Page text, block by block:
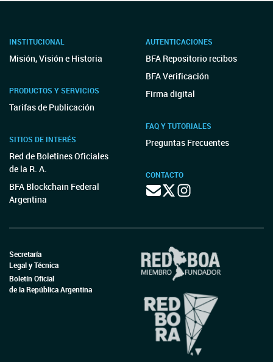
INSTITUCIONAL
Misión, Visión e Historia
PRODUCTOS Y SERVICIOS
Tarifas de Publicación
SITIOS DE INTERÉS
Red de Boletines Oficiales
de la R. A.
BFA Blockchain Federal
Argentina
AUTENTICACIONES
BFA Repositorio recibos
BFA Verificación
Firma digital
FAQ Y TUTORIALES
Preguntas Frecuentes
CONTACTO
Secretaría
Legal y Técnica
Boletín Oficial
de la República Argentina